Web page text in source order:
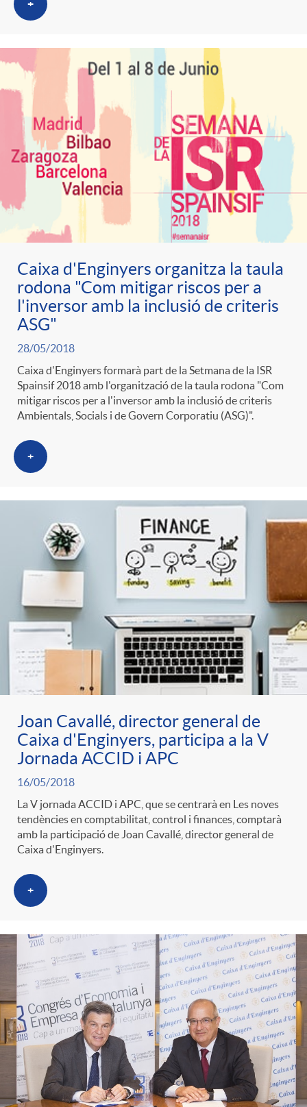
+
Caixa d'Enginyers organitza la taula
rodona "Com mitigar riscos per a
l'inversor amb la inclusió de criteris
ASG"
28/05/2018
Caixa d'Enginyers formarà part de la Setmana de la ISR
Spainsif 2018 amb l'organització de la taula rodona "Com
mitigar riscos per a l'inversor amb la inclusió de criteris
Ambientals, Socials i de Govern Corporatiu (ASG)".
+
Joan Cavallé, director general de
Caixa d'Enginyers, participa a la V
Jornada ACCID i APC
16/05/2018
La V jornada ACCID i APC, que se centrarà en Les noves
tendències en comptabilitat, control i finances, comptarà
amb la participació de Joan Cavallé, director general de
Caixa d'Enginyers.
+